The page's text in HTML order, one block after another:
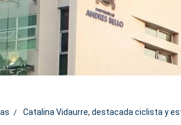
Catalina Vidaurre, destacada ciclista y